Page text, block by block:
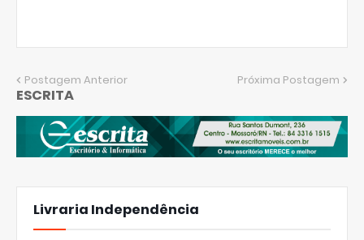
Postagem Anterior Próxima Postagem
ESCRITA
Livraria Independência